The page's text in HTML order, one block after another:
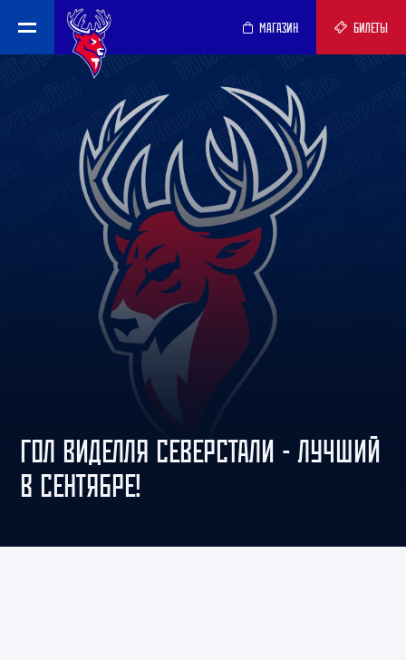
МАГАЗИН БИЛЕТЫ
ГОЛ ВИДЕЛЛЯ СЕВЕРСТАЛИ - ЛУЧШИЙ
В СЕНТЯБРЕ!